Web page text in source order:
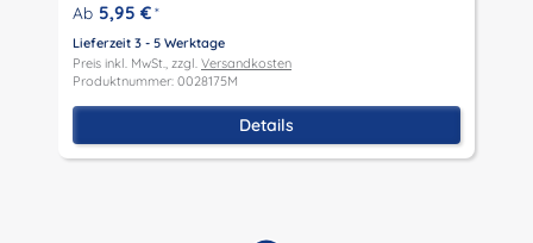
Ab 5,95 € *
Lieferzeit 3 - 5 Werktage
Preis inkl. MwSt., zzgl. Versandkosten
Produktnummer: 0028175M
Details